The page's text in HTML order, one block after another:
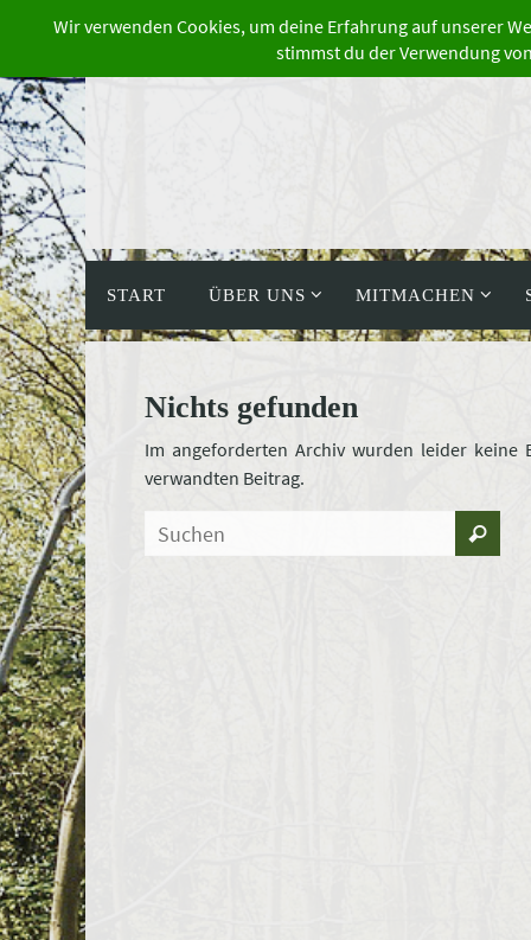
Zum
Inhalt
springen
START ÜBER UNS MITMACHEN
Nichts gefunden
Im angeforderten Archiv wurden leider keine
verwandten Beitrag.
Suchen